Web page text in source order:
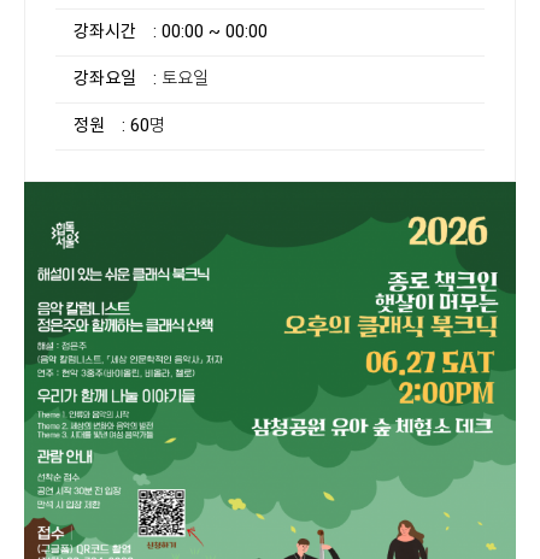
강좌시간 : 00:00 ~ 00:00
강좌요일 : 토요일
정원 : 60명